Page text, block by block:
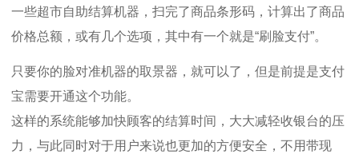
一些超市自助结算机器，扫完了商品条形码，计算出了商品
价格总额，或有几个选项，其中有一个就是“刷脸支付”。
只要你的脸对准机器的取景器，就可以了，但是前提是支付
宝需要开通这个功能。
这样的系统能够加快顾客的结算时间，大大减轻收银台的压
力，与此同时对于用户来说也更加的方便安全，不用带现